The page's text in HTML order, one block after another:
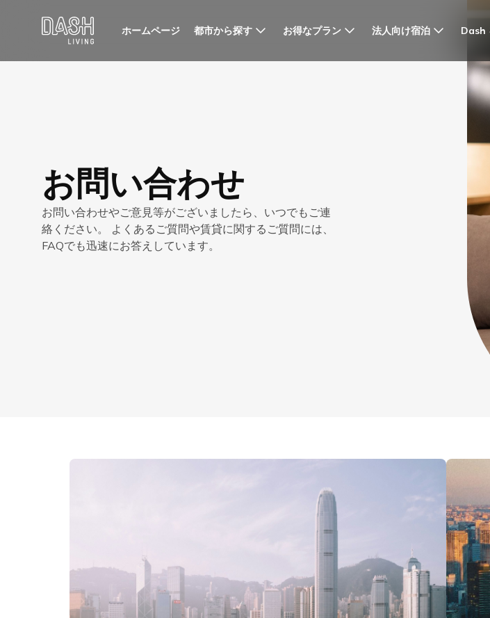
ホームページ 都市から探す お得なプラン 法人向け宿泊 Dash
お問い合わせ
お問い合わせやご意見等がございましたら、いつでもご連
絡ください。 よくあるご質問や賃貸に関するご質問には、
FAQでも迅速にお答えしています。